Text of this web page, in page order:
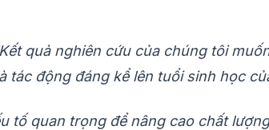
quả nghiên cứu của chúng tôi
động đáng kể lên tuổi sinh học
tố quan trọng để nâng cao chất